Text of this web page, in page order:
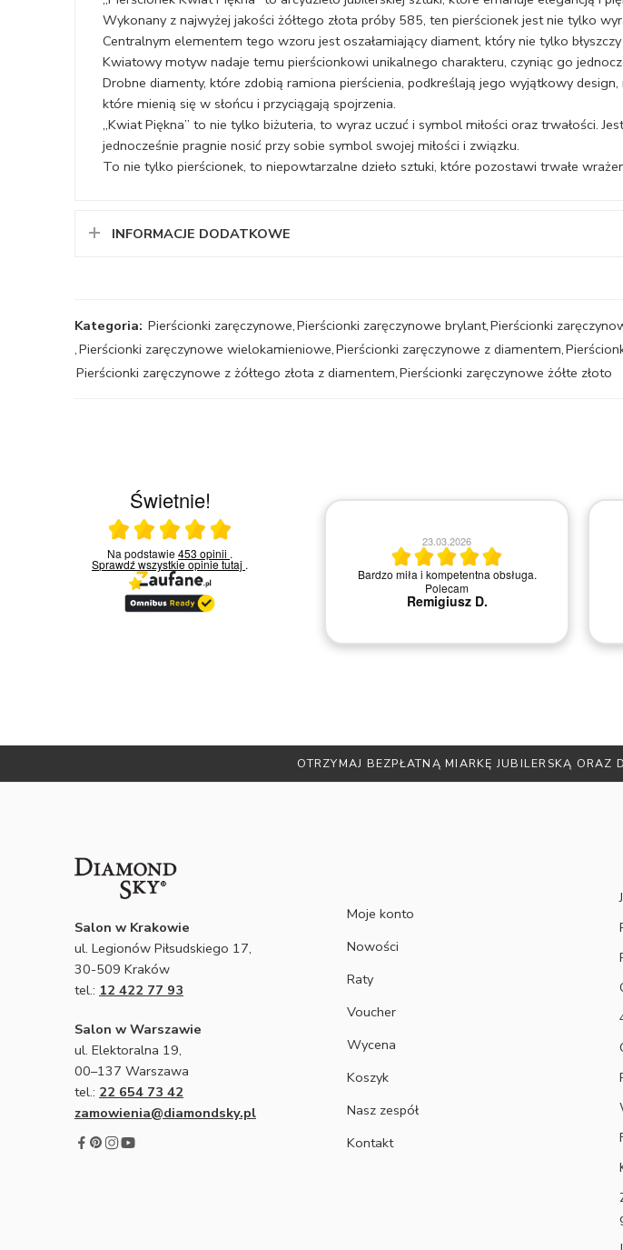
Wykonany z najwyżej jakości żółtego złota próby 585, ten pierścionek jest nie tylko
Centralnym elementem tego wzoru jest oszałamiający diament, który nie tylko
Kwiatowy motyw nadaje temu pierścionkowi unikalnego charakteru, czyniąc go
Drobne diamenty, które zdobią ramiona pierścienia, podkreślają jego wyjątkowy
które mienią się w słońcu i przyciągają spojrzenia.
,,Kwiat Piękna” to nie tylko biżuteria, to wyraz uczuć i symbol miłości oraz trwałości.
jednocześnie pragnie nosić przy sobie symbol swojej miłości i związku.
To nie tylko pierścionek, to niepowtarzalne dzieło sztuki, które pozostawi trwałe
INFORMACJE DODATKOWE
Kategoria: Pierścionki zaręczynowe,Pierścionki zaręczynowe brylant,Pierścionki
,Pierścionki zaręczynowe wielokamieniowe,Pierścionki zaręczynowe z diamentem,
Pierścionki zaręczynowe z żółtego złota z diamentem,Pierścionki zaręczynowe żółte złoto
Świetnie!
Ocena średnia 5 na 5
Na podstawie453 opinii .
Sprawdź wszystkie opinietutaj .
30.03.2026
Bardzo dobry kontakt.!!!
23.03.2026
Bardzo miła i kompetentna obsługa.
Polecam
Remigiusz D.
OTRZYMAJ BEZPŁATNĄ MIARKĘ JUBILERSKĄ ORAZ
Salon w Krakowie
ul. Legionów Piłsudskiego 17,
30-509 Kraków
tel.: 12 422 77 93
Salon w Warszawie
ul. Elektoralna 19,
00–137 Warszawa
tel.: 22 654 73 42
zamowienia@diamondsky.pl
Moje konto
Nowości
Raty
Voucher
Wycena
Koszyk
Nasz zespół
Kontakt